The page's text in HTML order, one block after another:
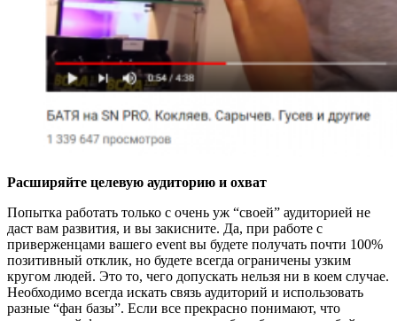
Расширяйте целевую аудиторию и охват
Попытка работать только с очень уж “своей” аудиторией не
даст вам развития, и вы закисните. Да, при работе с
приверженцами вашего event вы будете получать почти 100%
позитивный отклик, но будете всегда ограничены узким
кругом людей. Это то, чего допускать нельзя ни в коем случае.
Необходимо всегда искать связь аудиторий и использовать
разные “фан базы”. Если все прекрасно понимают, что